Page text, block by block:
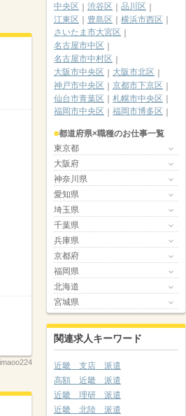
imaoo224
中央区
渋谷区
品川区
江東区
豊島区
横浜市西区
さいたま市大宮区
名古屋市中区
名古屋市中村区
大阪市中央区
大阪市北区
神戸市中央区
京都市下京区
仙台市青葉区
札幌市中央区
福岡市中央区
福岡市博多区
都道府県×職種のお仕事一覧
東京都
大阪府
神奈川県
愛知県
埼玉県
千葉県
兵庫県
京都府
福岡県
北海道
宮城県
関連求人キーワード
近畿 支店 派遣
高額 近畿 派遣
近畿 理研 派遣
近畿 北陸 派遣